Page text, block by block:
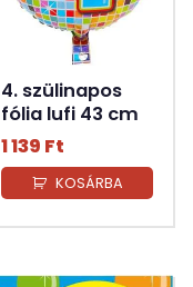
4. szülinapos
fólia lufi 43 cm
1 139 Ft
KOSÁRBA